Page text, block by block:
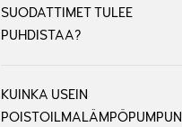
SUODATTIMET TULEE
PUHDISTAA?
KUINKA USEIN
POISTOILMALÄMPÖPUMPUN